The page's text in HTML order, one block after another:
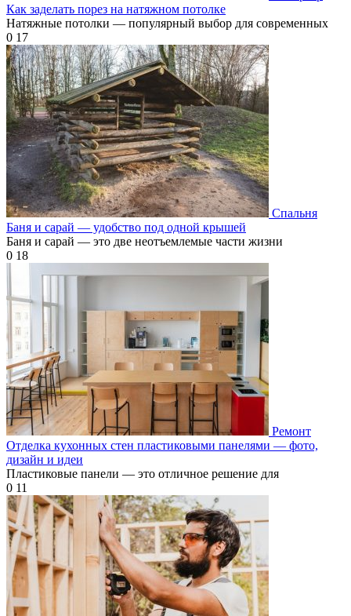
Как заделать порез на натяжном потолке
Натяжные потолки — популярный выбор для современных
0 17
Спальня
Баня и сарай — удобство под одной крышей
Баня и сарай — это две неотъемлемые части жизни
0 18
Ремонт
Отделка кухонных стен пластиковыми панелями — фото,
дизайн и идеи
Пластиковые панели — это отличное решение для
0 11